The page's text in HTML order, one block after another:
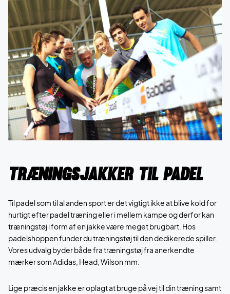
TRÆNINGSjakker til padel
Til padel som til al anden sport er det vigtigt ikke at blive kold for
hurtigt efter padel træning eller i mellem kampe og derfor kan
træningstøj i form af en jakke være meget brugbart. Hos
padelshoppen funder du træningstøj til den dedikerede spiller.
Vores udvalg byder både fra træningstøj fra anerkendte
mærker som Adidas, Head, Wilson mm.
Lige præcis en jakke er oplagt at bruge på vej til din træning samt